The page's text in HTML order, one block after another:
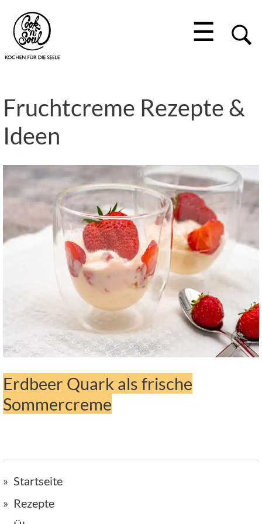
☰
Fruchtcreme Rezepte &
Ideen
Erdbeer Quark als frische
Sommercreme
Startseite
Rezepte